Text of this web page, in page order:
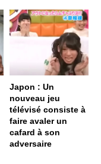
Japon : Un
nouveau jeu
télévisé consiste à
faire avaler un
cafard à son
adversaire